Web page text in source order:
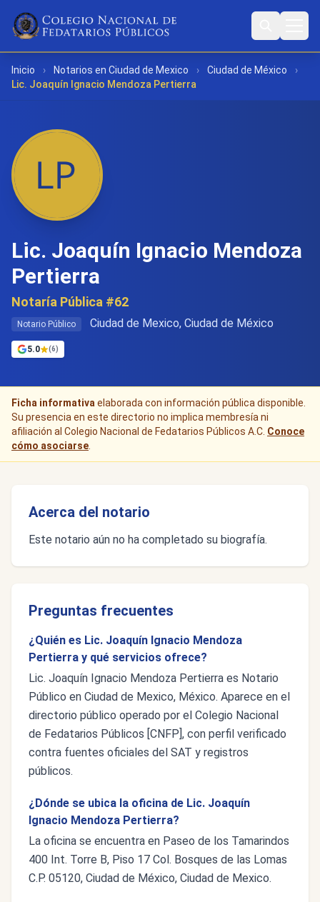
Inicio › Notarios en Ciudad de Mexico › Ciudad de México
›
Lic. Joaquín Ignacio Mendoza Pertierra
Lic. Joaquín Ignacio Mendoza
Pertierra
Notaría Pública #62
Notario Público Ciudad de Mexico, Ciudad de México
5.0 (6)
Ficha informativa elaborada con información pública disponible.
Su presencia en este directorio no implica membresía ni
afiliación al Colegio Nacional de Fedatarios Públicos A.C. Conoce
cómo asociarse
Acerca del notario
Este notario aún no ha completado su biografía.
Preguntas frecuentes
¿Quién es Lic. Joaquín Ignacio Mendoza
Pertierra y qué servicios ofrece?
Lic. Joaquín Ignacio Mendoza Pertierra es Notario
Público en Ciudad de Mexico, México. Aparece en el
directorio público operado por el Colegio Nacional
de Fedatarios Públicos [CNFP], con perfil verificado
contra fuentes oficiales del SAT y registros
públicos.
¿Dónde se ubica la oficina de Lic. Joaquín
Ignacio Mendoza Pertierra?
La oficina se encuentra en Paseo de los Tamarindos
400 Int. Torre B, Piso 17 Col. Bosques de las Lomas
C.P. 05120, Ciudad de México, Ciudad de Mexico.